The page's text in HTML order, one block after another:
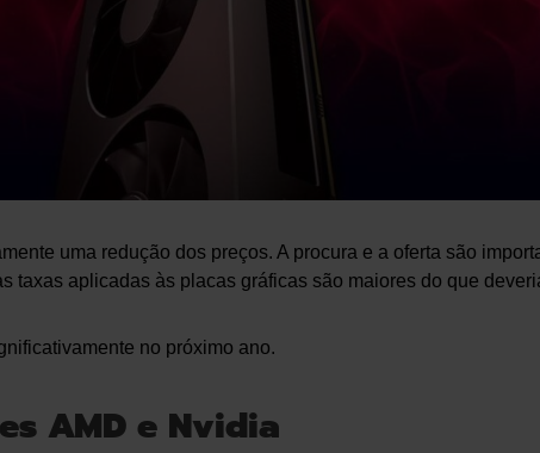
uma redução dos preços. A procura e a oferta são
taxas aplicadas às placas gráficas são maiores do que
no próximo ano.
AMD e Nvidia